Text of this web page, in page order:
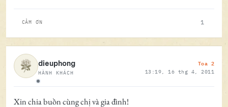
CẢM ƠN 1
Ngoại tuyến
dieuphong
HÀNH KHÁCH
Toa 2
13:19, 16 thg 4, 2011
Xin chia buồn cùng chị và gia đình!